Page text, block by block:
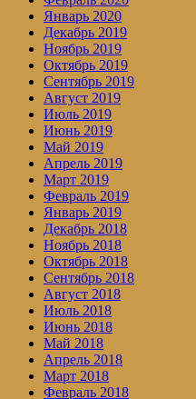
Январь 2020
Декабрь 2019
Ноябрь 2019
Октябрь 2019
Сентябрь 2019
Август 2019
Июль 2019
Июнь 2019
Май 2019
Апрель 2019
Март 2019
Февраль 2019
Январь 2019
Декабрь 2018
Ноябрь 2018
Октябрь 2018
Сентябрь 2018
Август 2018
Июль 2018
Июнь 2018
Май 2018
Апрель 2018
Март 2018
Февраль 2018